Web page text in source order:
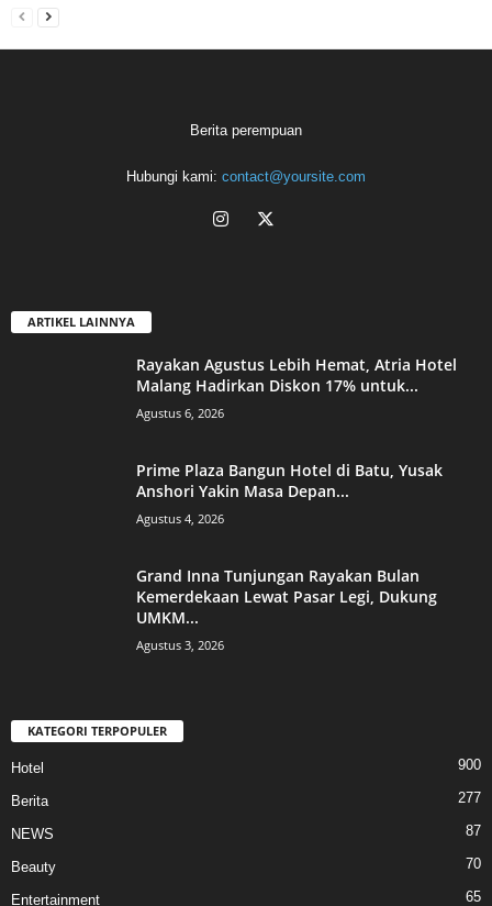
Berita perempuan
Hubungi kami: contact@yoursite.com
ARTIKEL LAINNYA
Rayakan Agustus Lebih Hemat, Atria Hotel
Malang Hadirkan Diskon 17% untuk...
Agustus 6, 2026
Prime Plaza Bangun Hotel di Batu, Yusak
Anshori Yakin Masa Depan...
Agustus 4, 2026
Grand Inna Tunjungan Rayakan Bulan
Kemerdekaan Lewat Pasar Legi, Dukung
UMKM...
Agustus 3, 2026
KATEGORI TERPOPULER
Hotel 900
Berita 277
NEWS 87
Beauty 70
Entertainment 65